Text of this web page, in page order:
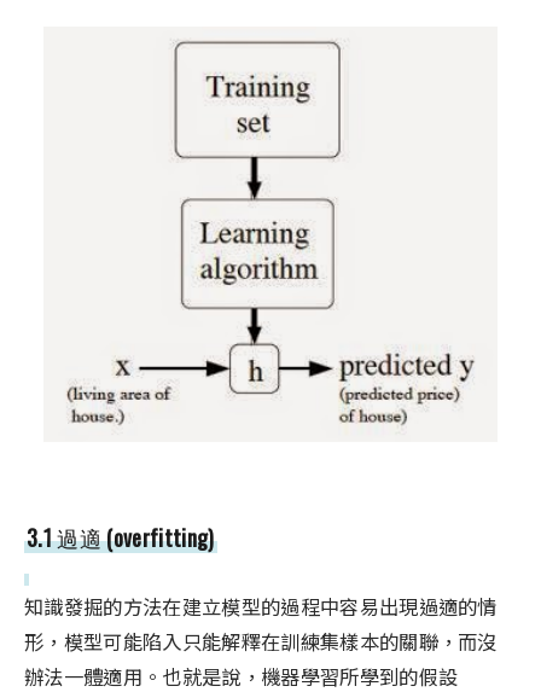
3.1 過適 (overfitting)
知識發掘的方法在建立模型的過程中容易出現過適的情
形，模型可能陷入只能解釋在訓練集樣本的關聯，而沒
辦法一體適用。也就是說，機器學習所學到的假設